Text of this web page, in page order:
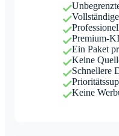
Premium-
Ein Paket
Keine
Schnellere
Keine